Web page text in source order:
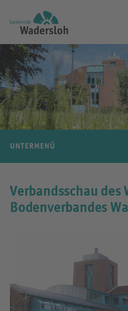
UNTERMENÜ
Verbandsschau des
Bodenverbandes